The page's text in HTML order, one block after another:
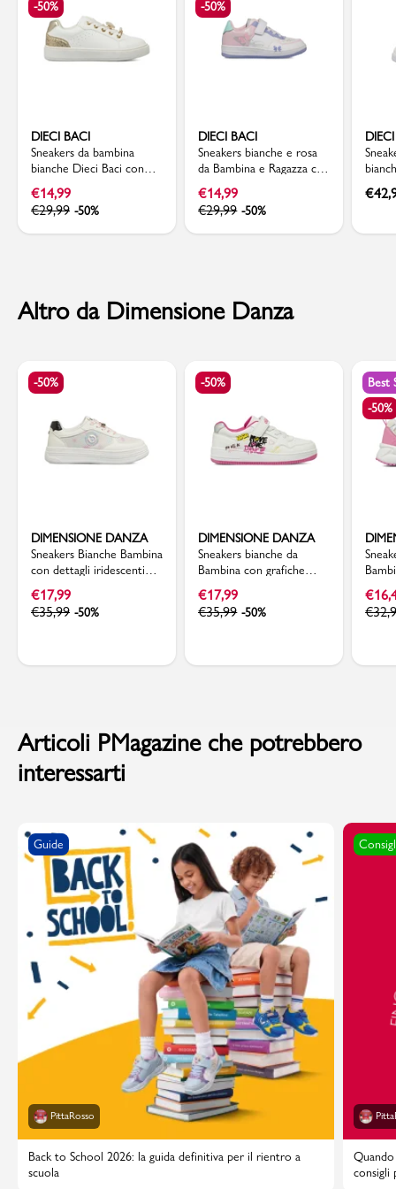
-50%
DIECI BACI
Sneakers da bambina
bianche Dieci Baci con
decorazioni perle e glitter
€14,99
€29,99 -50%
-50%
DIECI BACI
Sneakers bianche e rosa
da Bambina e Ragazza con
dettaglio farfalle Dieci
Baci
€14,99
€29,99 -50%
€
Altro da Dimensione Danza
-50%
DIMENSIONE DANZA
Sneakers Bianche Bambina
con dettagli iridescenti
Dimensione Danza
€17,99
€35,99 -50%
-50%
DIMENSIONE DANZA
Sneakers bianche da
Bambina con grafiche
graffiti Dimensione Danza
€17,99
€35,99 -50%
Best
-50%
Danza
€
€
Articoli PMagazine che potrebbero
interessarti
Guide
PittaRosso
Back to School 2026: la guida definitiva per il rientro a
scuola
consigli